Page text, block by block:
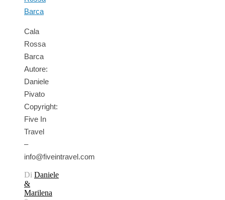
Cala
Rossa
Barca
Autore:
Daniele
Pivato
Copyright:
Five In
Travel
–
info@fiveintravel.com
Di Daniele
&
Marilena